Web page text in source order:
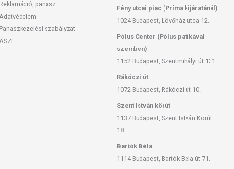
vegyes étrendet és az egészséges életmódot! A
termék nem az orvosi kezelés helyettesítésére alkalmas!
kezelőorvosával. Kisgyermektől elzárva tartandó!
Reklamáció, panasz
Adatvédelem
Panaszkezelési szabályzat
ÁSZF
Fény utcai piac (Príma kijáratánál)
1024 Budapest, Lövőház utca 12.
Pólus Center (Pólus patikával
szemben)
1152 Budapest, Szentmihályi út 131.
Rákóczi út
1072 Budapest, Rákóczi út 10.
Szent István körút
1137 Budapest, Szent István Körút
18.
Bartók Béla
1114 Budapest, Bartók Béla út 71.